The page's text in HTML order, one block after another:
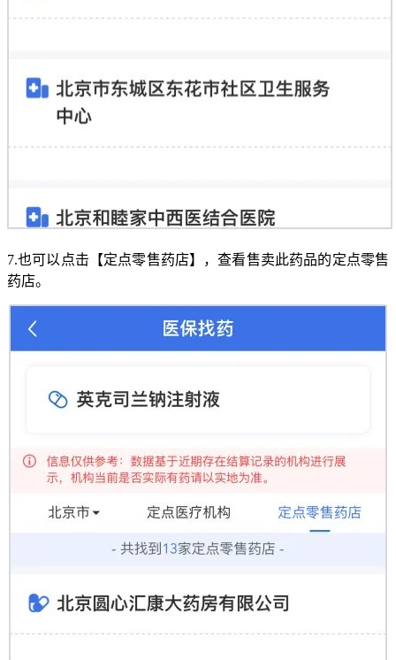
7.也可以点击【定点零售药店】，查看售卖此药品的定点零售
药店。